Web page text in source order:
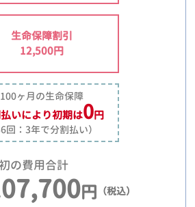
生命保障割引
12,500円
100ヶ月の生命保障
いにより初期は0円
回：3年で分割払い）
の費用合計
円 （税込）